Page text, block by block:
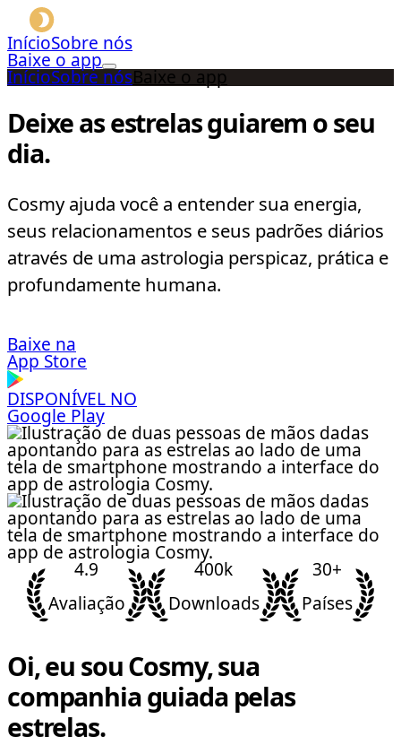
InícioSobre nós
Baixe o app
InícioSobre nósBaixe o app
Deixe as estrelas guiarem o seu
dia.
Cosmy ajuda você a entender sua energia,
seus relacionamentos e seus padrões diários
através de uma astrologia perspicaz, prática e
profundamente humana.
Baixe na
App Store
DISPONÍVEL NO
Google Play
4.9
Avaliação
400k
Downloads
30+
Países
Oi, eu sou Cosmy, sua
companhia guiada pelas
estrelas.